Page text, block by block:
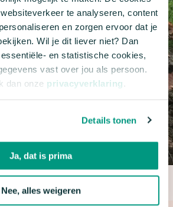
te analyseren, content
en zorgen ervoor dat je
Wil je dit liever niet? Dan
en statistische cookies,
vast over jou als persoon.
dan onze privacyverklaring
Details tonen
Ja, dat is prima
Nee, alles weigeren